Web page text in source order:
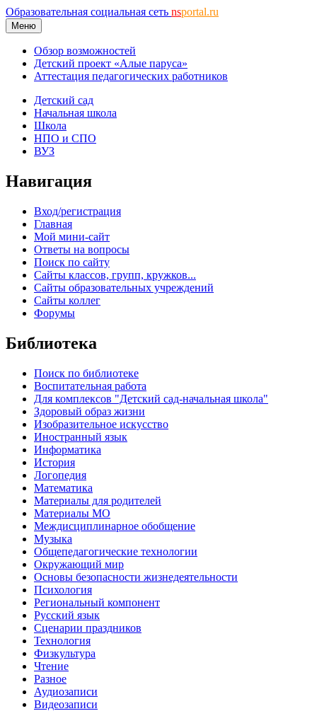
Образовательная социальная сеть nsportal.ru
Меню
Обзор возможностей
Детский проект «Алые паруса»
Аттестация педагогических работников
Детский сад
Начальная школа
Школа
НПО и СПО
ВУЗ
Навигация
Вход/регистрация
Главная
Мой мини-сайт
Ответы на вопросы
Поиск по сайту
Сайты классов, групп, кружков...
Сайты образовательных учреждений
Сайты коллег
Форумы
Библиотека
Поиск по библиотеке
Воспитательная работа
Для комплексов "Детский сад-начальная школа"
Здоровый образ жизни
Изобразительное искусство
Иностранный язык
Информатика
История
Логопедия
Математика
Материалы для родителей
Материалы МО
Междисциплинарное обобщение
Музыка
Общепедагогические технологии
Окружающий мир
Основы безопасности жизнедеятельности
Психология
Региональный компонент
Русский язык
Сценарии праздников
Технология
Физкультура
Чтение
Разное
Аудиозаписи
Видеозаписи